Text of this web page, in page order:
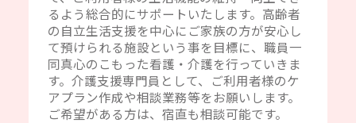
るよう総合的にサポートいたします。高齢者
の自立生活支援を中心にご家族の方が安心し
て預けられる施設という事を目標に、職員一
同真心のこもった看護・介護を行っていきま
す。介護支援専門員として、ご利用者様のケ
アプラン作成や相談業務等をお願いします。
ご希望がある方は、宿直も相談可能です。